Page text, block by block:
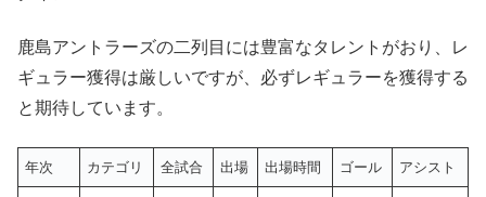
鹿島アントラーズの二列目には豊富なタレントがおり、レ
ギュラー獲得は厳しいですが、必ずレギュラーを獲得する
と期待しています。
年次 カテゴリ 全試合 出場 出場時間 ゴール アシスト